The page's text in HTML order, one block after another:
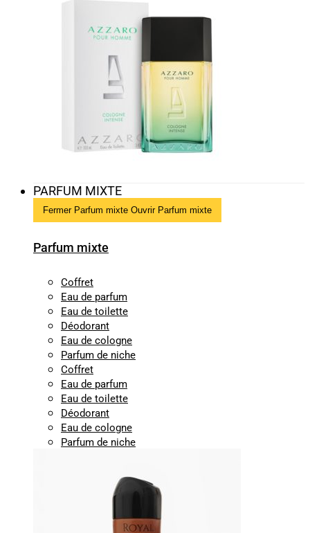
PARFUM MIXTE
Fermer Parfum mixte Ouvrir Parfum mixte
Parfum mixte
Coffret
Eau de parfum
Eau de toilette
Déodorant
Eau de cologne
Parfum de niche
Coffret
Eau de parfum
Eau de toilette
Déodorant
Eau de cologne
Parfum de niche